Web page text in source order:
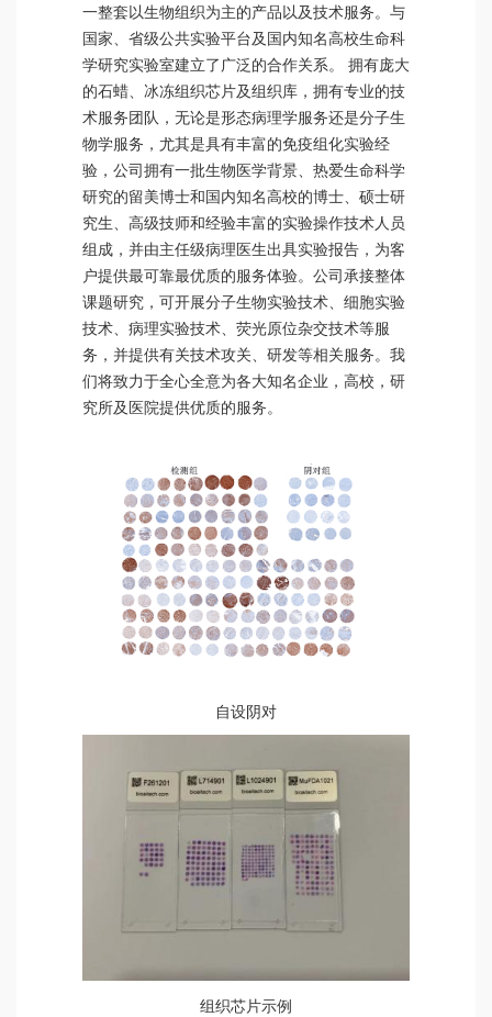
一整套以生物组织为主的产品以及技术服务。与
国家、省级公共实验平台及国内知名高校生命科
学研究实验室建立了广泛的合作关系。 拥有庞大
的石蜡、冰冻组织芯片及组织库，拥有专业的技
术服务团队，无论是形态病理学服务还是分子生
物学服务，尤其是具有丰富的免疫组化实验经
验，公司拥有一批生物医学背景、热爱生命科学
研究的留美博士和国内知名高校的博士、硕士研
究生、高级技师和经验丰富的实验操作技术人员
组成，并由主任级病理医生出具实验报告，为客
户提供最可靠最优质的服务体验。公司承接整体
课题研究，可开展分子生物实验技术、细胞实验
技术、病理实验技术、荧光原位杂交技术等服
务，并提供有关技术攻关、研发等相关服务。我
们将致力于全心全意为各大知名企业，高校，研
究所及医院提供优质的服务。
自设阴对
组织芯片示例